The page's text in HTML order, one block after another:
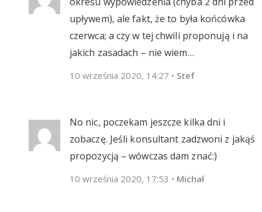
upływem), ale fakt, że to była końcówka
czerwca; a czy w tej chwili proponują i na
jakich zasadach – nie wiem…
10 września 2020, 14:27 • Stef
No nic, poczekam jeszcze kilka dni i
zobaczę. Jeśli konsultant zadzwoni z jakąś
propozycją – wówczas dam znać:)
10 września 2020, 17:53 • Michał